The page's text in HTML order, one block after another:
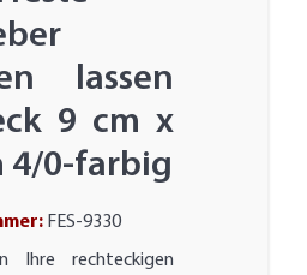
lassen
9 cm x
4/0-farbig
FES-9330
Ihre rechteckigen